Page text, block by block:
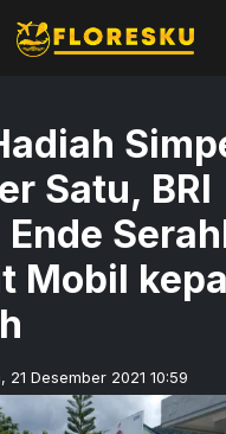
Satu, BRI
Mobil
, 21 Desember 2021 10:59